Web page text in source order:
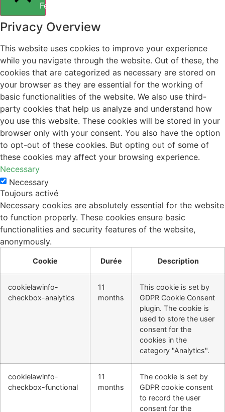
Fermer
Privacy Overview
This website uses cookies to improve your experience
while you navigate through the website. Out of these, the
cookies that are categorized as necessary are stored on
your browser as they are essential for the working of
basic functionalities of the website. We also use third-
party cookies that help us analyze and understand how
you use this website. These cookies will be stored in your
browser only with your consent. You also have the option
to opt-out of these cookies. But opting out of some of
these cookies may affect your browsing experience.
Necessary
Necessary
Toujours activé
Necessary cookies are absolutely essential for the website
to function properly. These cookies ensure basic
functionalities and security features of the website,
anonymously.
Cookie Durée Description
cookielawinfo-
checkbox-analytics
11
months
This cookie is set by
GDPR Cookie Consent
plugin. The cookie is
used to store the user
consent for the
cookies in the
category "Analytics".
cookielawinfo-
checkbox-functional
11
months
The cookie is set by
GDPR cookie consent
to record the user
consent for the